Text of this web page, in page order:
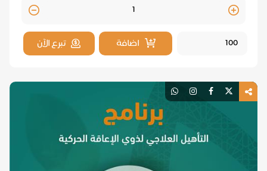
Quantity
اضافة
تبرع الآن